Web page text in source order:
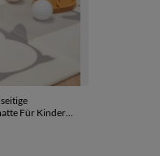
Für Kinder
Ideal Für